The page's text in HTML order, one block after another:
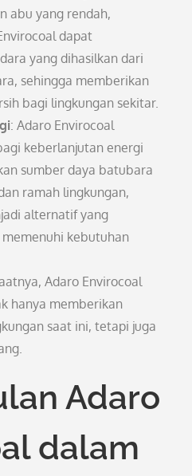
abu yang rendah,
dapat
yang dihasilkan dari
sehingga memberikan
bagi lingkungan sekitar.
: Adaro Envirocoal
keberlanjutan energi
sumber daya batubara
ramah lingkungan,
alternatif yang
kebutuhan
Adaro Envirocoal
hanya memberikan
saat ini, tetapi juga
Adaro
dalam